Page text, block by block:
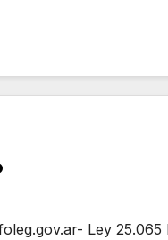
Ley